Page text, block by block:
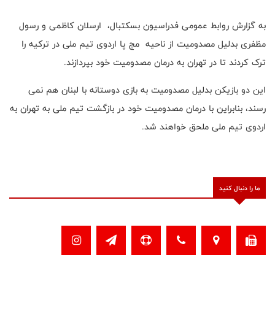
به گزارش روابط عمومی فدراسیون بسکتبال، ارسلان کاظمی و رسول
مظفری بدلیل مصدومیت از ناحیه مچ پا اردوی تیم ملی در ترکیه را
ترک کردند تا در تهران به درمان مصدومیت خود بپردازند.
این دو بازیکن بدلیل مصدومیت به بازی دوستانه با لبنان هم نمی
رسند، بنابراین با درمان مصدومیت خود در بازگشت تیم ملی به تهران به
اردوی تیم ملی ملحق خواهند شد.
ما را دنبال کنید